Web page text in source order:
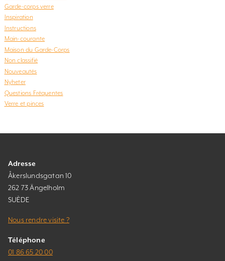
Garde-corps verre
Inspiration
Instructions
Main-courante
Maison du Garde-Corps
Non classifié
Nouveautés
Nyheter
Questions Fréquentes
Verre et pinces
Adresse
Åkerslundsgatan 10
262 73 Ängelholm
SUÈDE
Nous rendre visite ?
Téléphone
01 86 65 20 00